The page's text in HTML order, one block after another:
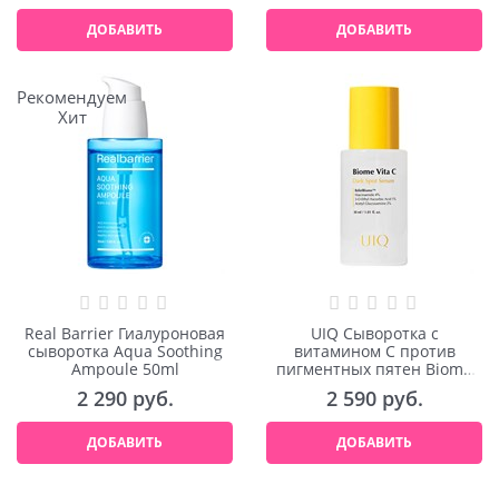
ДОБАВИТЬ ДОБАВИТЬ
Рекомендуем
Хит
Real Barrier Гиалуроновая
сыворотка Aqua Soothing
Ampoule 50ml
2 290 руб.
ДОБАВИТЬ
UIQ Сыворотка с
витамином С против
пигментных пятен Biome
Vita C Dark Spot Serum 30ml
2 590 руб.
ДОБАВИТЬ